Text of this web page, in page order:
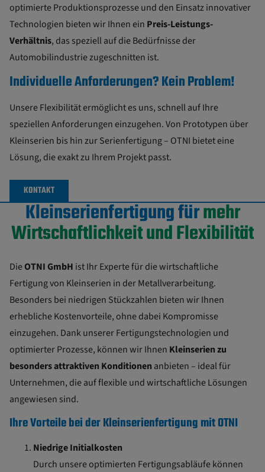
optimierte Produktionsprozesse und den Einsatz innovativer
Technologien bieten wir Ihnen ein Preis-Leistungs-
Verhältnis, das speziell auf die Bedürfnisse der
Automobilindustrie zugeschnitten ist.
Individuelle Anforderungen? Kein Problem!
Unsere Flexibilität ermöglicht es uns, schnell auf Ihre
speziellen Anforderungen einzugehen. Von Prototypen über
Kleinserien bis hin zur Serienfertigung – OTNI bietet eine
Lösung, die exakt zu Ihrem Projekt passt.
KONTAKT
Kleinserienfertigung fürmehr
Wirtschaftlichkeit und Flexibilität
DieOTNI GmbH ist Ihr Experte für die wirtschaftliche
Fertigung von Kleinserien in der Metallverarbeitung.
Besonders bei niedrigen Stückzahlen bieten wir Ihnen
erhebliche Kostenvorteile, ohne dabei Kompromisse
einzugehen. Dank unserer Fertigungstechnologien und
optimierter Prozesse, können wir Ihnen Kleinserien zu
besonders attraktiven Konditionen anbieten – ideal für
Unternehmen, die auf flexible und wirtschaftliche Lösungen
angewiesen sind.
Ihre Vorteile bei der Kleinserienfertigung mit OTNI
Niedrige Initialkosten
Durch unsere optimierten Fertigungsabläufe können